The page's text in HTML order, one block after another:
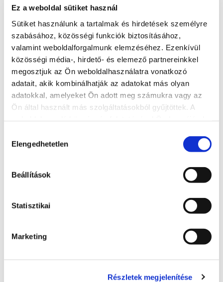
Ez a weboldal sütiket használ
Sütiket használunk a tartalmak és hirdetések személyre
szabásához, közösségi funkciók biztosításához,
valamint weboldalforgalmunk elemzéséhez. Ezenkívül
közösségi média-, hirdető- és elemező partnereinkkel
megosztjuk az Ön weboldalhasználatra vonatkozó
adatait, akik kombinálhatják az adatokat más olyan
adatokkal, amelyeket Ön adott meg számukra vagy az
Ön által használt más szolgáltatásokból gyűjtöttek. A
kiválasztása
Elengedhetetlen
Beállítások
Statisztikai
Marketing
Részletek megjelenítése
emelkedjen, és minél többen értesüljenek a város adta
Elhivatottak vagyunk a helyi turizmus fejlesztésében,
aktívan szerepet vállalunk az ehhez kapcsolódó
tevékenységekben.
Egyesületünk kiemelkedő feladatai
Az egyesületi tagság toborzása, érdekképviselete,
turisztikai jellegű hírek közvetítése számukra
Részvétel a Nyitott Balaton projektben
Tagságunk számára éves szintem közgyűlést